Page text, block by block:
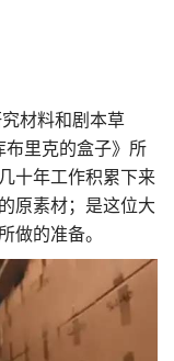
材料和剧本草
布里克的盒子》所
十年工作积累下来
原素材；是这位大
做的准备。